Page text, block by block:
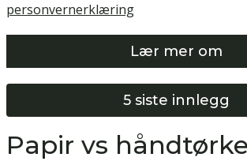
personvernerklæring
Lær mer om
5 siste innlegg
Norges Beste Vinduspusser 2026
Papir vs